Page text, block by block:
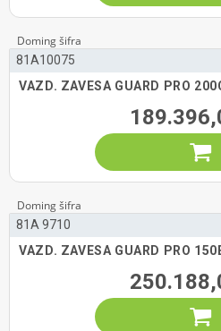
81A10075
VAZD. ZAVESA GUARD PRO

81A 9710
VAZD. ZAVESA GUARD PRO
